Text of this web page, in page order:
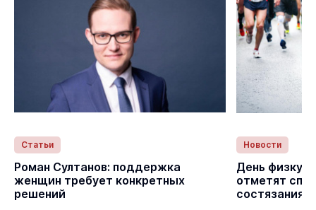
Статьи
Роман Султанов: поддержка
женщин требует конкретных
решений
Новости
День
отметят